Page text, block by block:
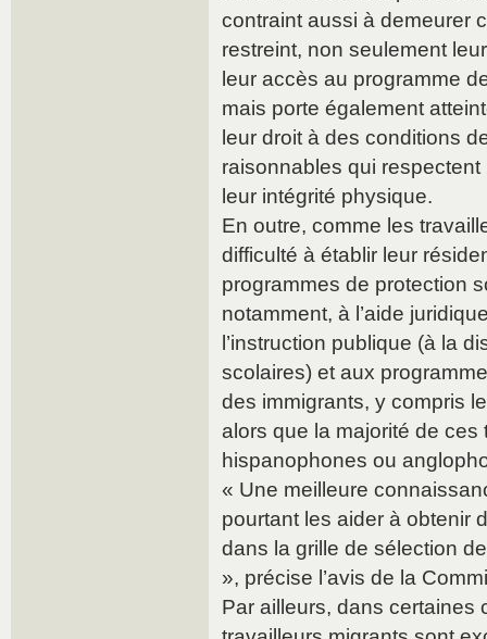
contraint aussi à demeurer
restreint, non seulement
leur accès au programme
mais porte également
leur droit à des conditions
raisonnables qui
leur intégrité physique.
En outre, comme les
difficulté à établir leur
programmes de protection
notamment, à l’aide
l’instruction publique (à la
scolaires) et aux
des immigrants, y compris
alors que la majorité de ces
hispanophones ou
« Une meilleure
pourtant les aider à obtenir
dans la grille de sélection
», précise l’avis de la
Par ailleurs, dans certaines